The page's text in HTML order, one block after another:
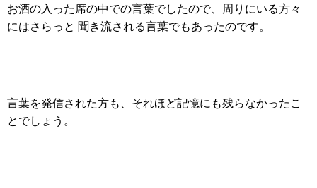
お酒の入った席の中での言葉でしたので、周りにいる方々
にはさらっと 聞き流される言葉でもあったのです。
言葉を発信された方も、それほど記憶にも残らなかったこ
とでしょう。